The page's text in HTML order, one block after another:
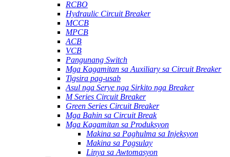
RCBO
Hydraulic Circuit Breaker
MCCB
MPCB
ACB
VCB
Pangunang Switch
Mga Kagamitan sa Auxiliary sa Circuit Breaker
Tigsira pag-usab
Asul nga Serye nga Sirkito nga Breaker
M Series Circuit Breaker
Green Series Circuit Breaker
Mga Bahin sa Circuit Break
Mga Kagamitan sa Produksyon
Makina sa Paghulma sa Injeksyon
Makina sa Pagsulay
Linya sa Awtomasyon